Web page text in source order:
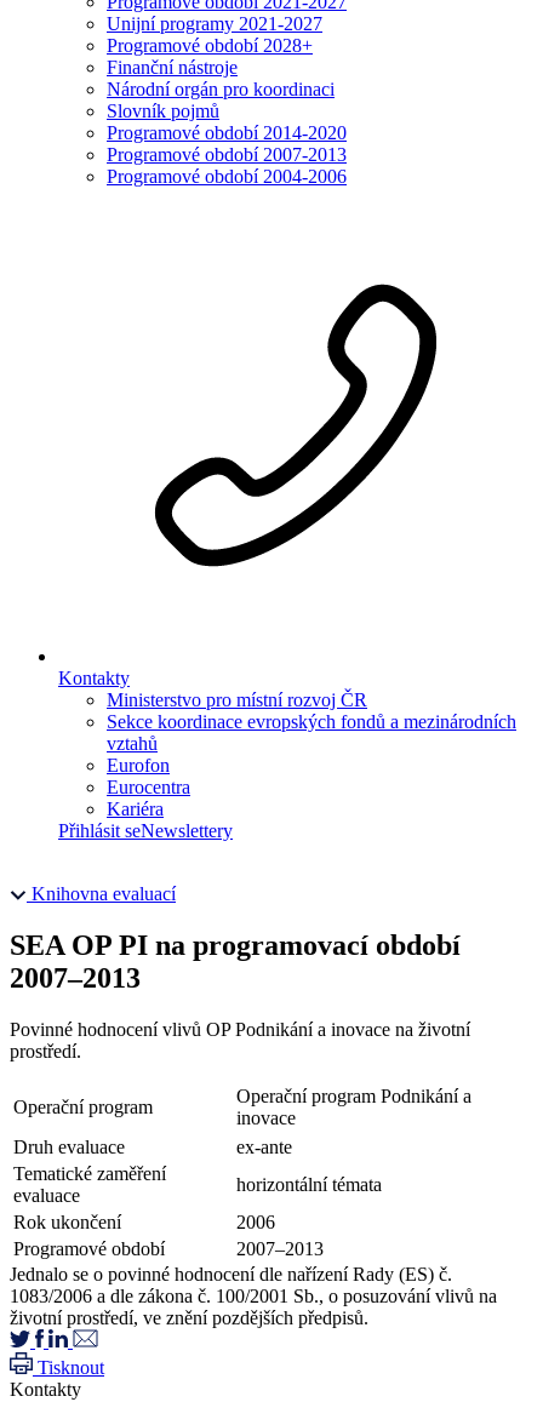
Unijní programy 2021-2027
Programové období 2028+
Finanční nástroje
Národní orgán pro koordinaci
Slovník pojmů
Programové období 2014-2020
Programové období 2007-2013
Programové období 2004-2006
Kontakty
Ministerstvo pro místní rozvoj ČR
Sekce koordinace evropských fondů a mezinárodních
vztahů
Eurofon
Eurocentra
Kariéra
Přihlásit seNewslettery
Knihovna evaluací
SEA OP PI na programovací období
2007–2013
Povinné hodnocení vlivů OP Podnikání a inovace na životní
prostředí.
Operační program
Operační program Podnikání a
inovace
Druh evaluace
ex-ante
Tematické zaměření
evaluace
horizontální témata
Rok ukončení
2006
Programové období
2007–2013
Jednalo se o povinné hodnocení dle nařízení Rady (ES) č.
1083/2006 a dle zákona č. 100/2001 Sb., o posuzování vlivů na
životní prostředí, ve znění pozdějších předpisů.
Tisknout
Kontakty